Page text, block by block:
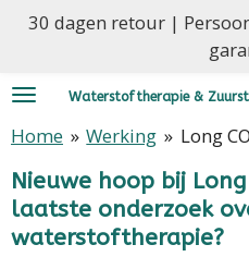
Ga
de
hoofdinhoud
Waterstoftherapie &
30 dagen retour |
Home » Werking » Long
Nieuwe hoop bij
laatste onderzoek
waterstoftherapie?